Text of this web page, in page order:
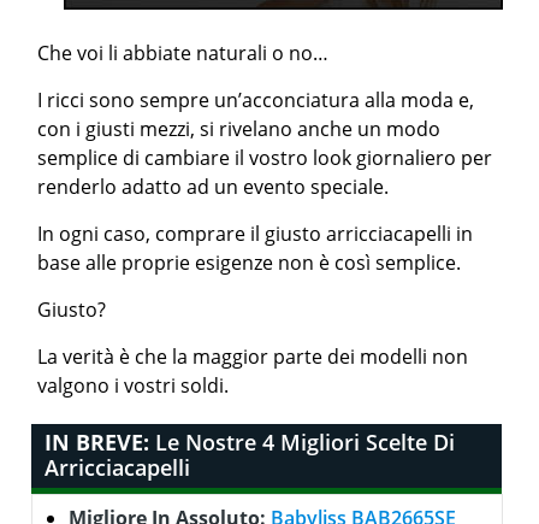
Che voi li abbiate naturali o no…
I ricci sono sempre un’acconciatura alla moda e,
con i giusti mezzi, si rivelano anche un modo
semplice di cambiare il vostro look giornaliero per
renderlo adatto ad un evento speciale.
In ogni caso, comprare il giusto arricciacapelli in
base alle proprie esigenze non è così semplice.
Giusto?
La verità è che la maggior parte dei modelli non
valgono i vostri soldi.
IN BREVE: Le Nostre 4 Migliori Scelte Di
Arricciacapelli
Migliore In Assoluto: Babyliss BAB2665SE